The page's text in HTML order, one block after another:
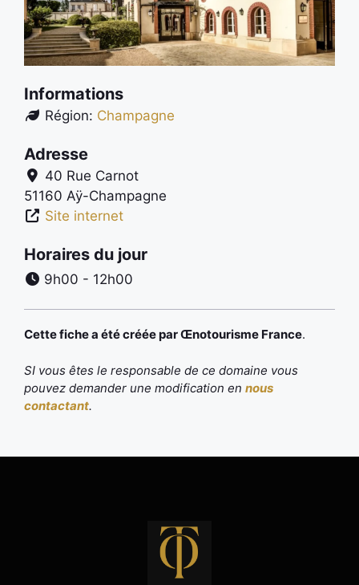
Informations
Région: Champagne
Adresse
40 Rue Carnot
51160 Aÿ-Champagne
Site internet
Horaires du jour
9h00 - 12h00
Cette fiche a été créée par Œnotourisme France.
SI vous êtes le responsable de ce domaine vous
pouvez demander une modification en nous
contactant.